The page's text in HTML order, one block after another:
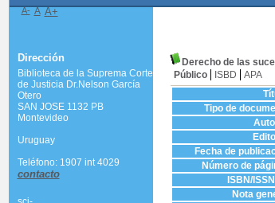
Derecho de las
Público
ISBD
APA
Tipo de
Fecha de
Número de
ISBN/
Nota
A- A A+
Dirección
Biblioteca de la Suprema Corte
de Justicia Dr.Nelson García
Otero
SAN JOSE 1132 PB
Montevideo
Uruguay
Teléfono: 1907 int 4029
contacto